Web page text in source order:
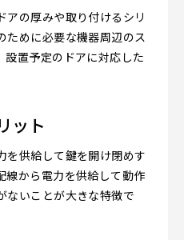
アの厚みや取り付けるシリ
ために必要な機器周辺のス
設置予定のドアに対応した
ット
を供給して鍵を開け閉めす
線から電力を供給して動作
ないことが大きな特徴で